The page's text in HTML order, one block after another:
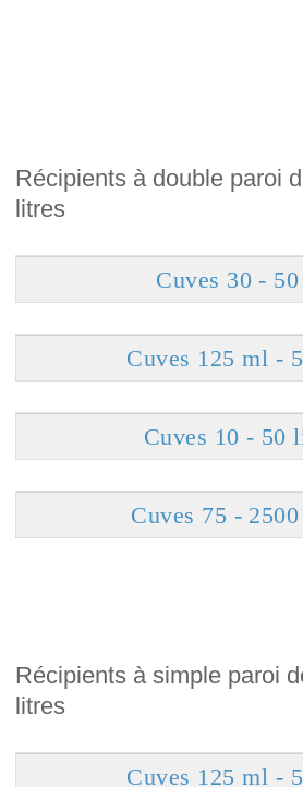
Récipients à double paroi
litres
Cuves 30 -
Cuves 125 ml -
Cuves 10 - 50
Cuves 75 -
Récipients à simple paroi
litres
Cuves 125 ml -